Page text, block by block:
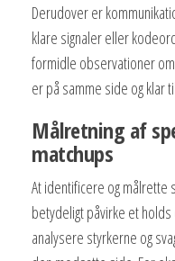
Derudover er
klare signaler eller
formidle observationer
er på samme side og klar
Målretning af
matchups
At identificere og målrette
betydeligt påvirke et
analysere styrkerne og